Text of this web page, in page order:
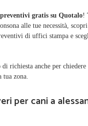
gratis su Quotalo!
alle tue necessità,
di uffici stampa e
richiesta anche per
tua zona.
per cani a